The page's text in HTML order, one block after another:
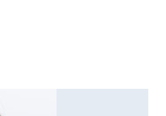
nutzen.